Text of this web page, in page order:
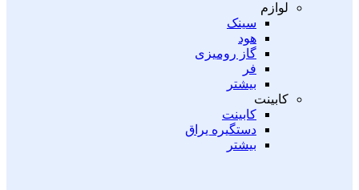
لوازم
سینک
هود
گاز رومیزی
فر
بیشتر
کابینت
کابینت
دستگیره یراق
بیشتر